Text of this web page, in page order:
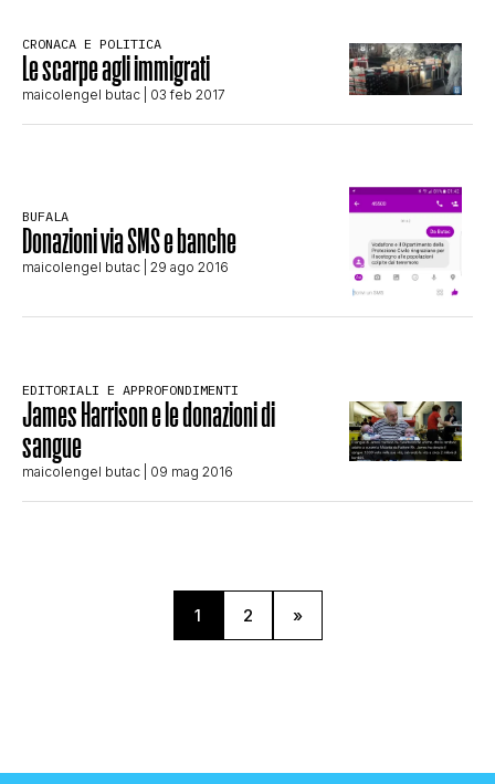
CRONACA E POLITICA
Le scarpe agli immigrati
maicolengel butac | 03 feb 2017
BUFALA
Donazioni via SMS e banche
maicolengel butac | 29 ago 2016
EDITORIALI E APPROFONDIMENTI
James Harrison e le donazioni di
sangue
maicolengel butac | 09 mag 2016
1 2 »